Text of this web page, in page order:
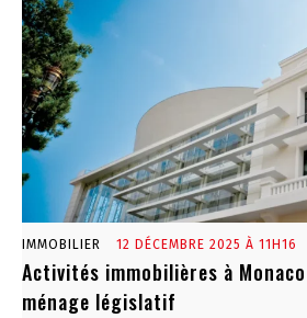
IMMOBILIER 12 DÉCEMBRE 2025 À 11H16
Activités immobilières à
ménage législatif